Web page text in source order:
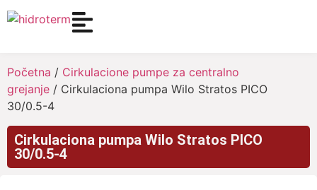
Početna / Cirkulacione pumpe za centralno
grejanje / Cirkulaciona pumpa Wilo Stratos PICO
30/0.5-4
Cirkulaciona pumpa Wilo Stratos PICO
30/0.5-4